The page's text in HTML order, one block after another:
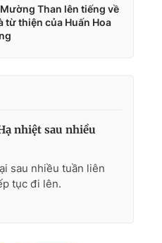
nhiệt sau nhiều
sau nhiều tuần liên
tục đi lên.